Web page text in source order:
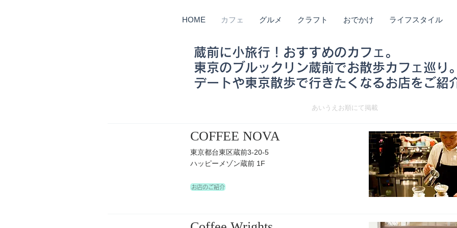
HOME カフェ グルメ クラフト おでかけ ライフスタイル
蔵前に小旅行！おすすめのカフェ。
東京のブルックリン蔵前でお散歩カフェ巡り
デートや東京散歩で行きたくなるお店をご紹
あいうえお順にて掲載
COFFEE NOVA
東京都台東区蔵前3-20-5
ハッピーメゾン蔵前 1F
お店のご紹介